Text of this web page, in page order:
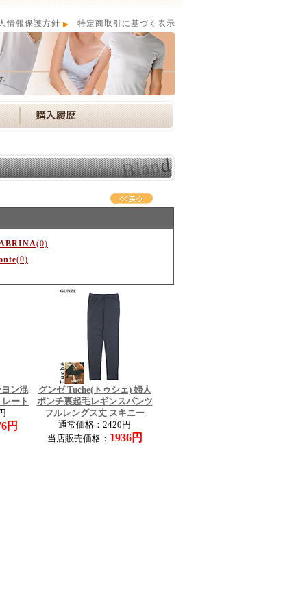
特定商取引に基づく表示
情報保護方針
(0)
(0)
ヨン混
ート
円
グンゼ Tuche(トゥシェ) 婦人
ポンチ裏起毛レギンスパンツ
フルレングス丈 スキニー
通常価格：2420円
当店販売価格： 1936円